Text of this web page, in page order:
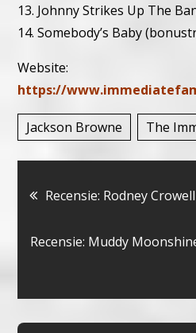
13. Johnny Strikes Up The
14. Somebody’s Baby
Website:
https://
Jackson Browne The
Bericht
navigatie
Recensie: Rodney
Recensie: Muddy